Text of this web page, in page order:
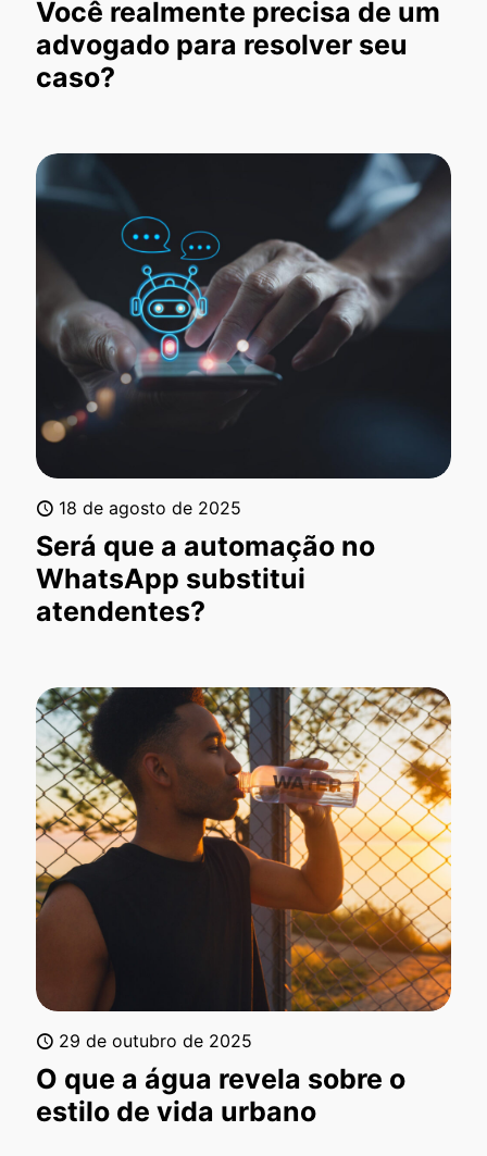
Você realmente precisa de um
advogado para resolver seu
caso?
18 de agosto de 2025
Será que a automação no
WhatsApp substitui
atendentes?
29 de outubro de 2025
O que a água revela sobre o
estilo de vida urbano